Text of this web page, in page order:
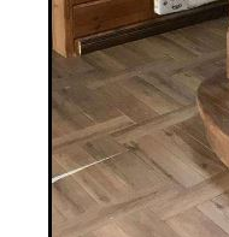
Планкен прямой
Планкен скошенный